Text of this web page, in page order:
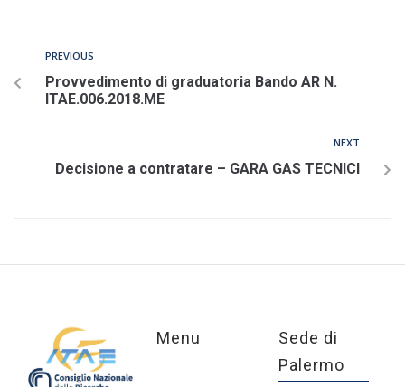
PREVIOUS
Provvedimento di graduatoria Bando AR N.
ITAE.006.2018.ME
NEXT
Decisione a contratare – GARA GAS TECNICI
Menu
Sede di
Palermo